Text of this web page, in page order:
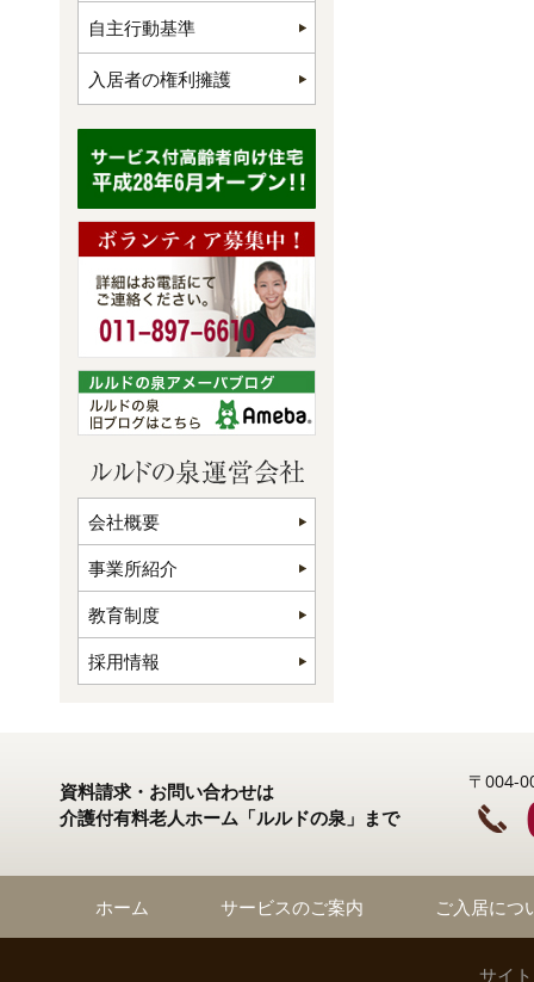
自主行動基準
入居者の権利擁護
会社概要
事業所紹介
教育制度
採用情報
資料請求・お問い合わせは
介護付有料老人ホーム「ルルドの泉」まで
〒004-
ホーム サービスのご案内 ご入居につ
サイ